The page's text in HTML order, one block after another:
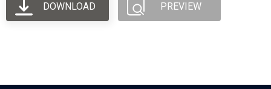
DOWNLOAD PREVIEW